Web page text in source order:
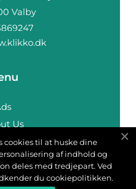
Us
cookies til at huske dine
af indhold og
deles med tredjepart. Ved
du cookiepolitikken.